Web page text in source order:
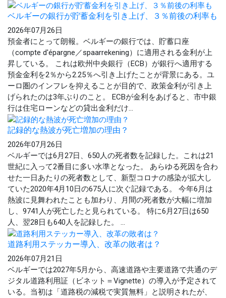
ベルギーの銀行が貯蓄金利を引き上げ、３％前後の利率も
2026年07月26日
預金者にとって朗報。ベルギーの銀行では、貯蓄口座
（compte d'épargne／spaarrekening）に適用される金利が上
昇している。 これは欧州中央銀行（ECB）が銀行へ適用する
預金金利を2％から2.25％へ引き上げたことが背景にある。ユ
ーロ圏のインフレを抑えることが目的で、政策金利が引き上
げられたのは3年ぶりのこと。 ECBが金利をあげると、市中銀
行は住宅ローンなどの貸出金利だけ...
記録的な熱波が死亡増加の理由？
2026年07月26日
ベルギーでは6月27日、650人の死者数を記録した。これは21
世紀に入って2番目に多い水準となった。 あらゆる死因を合わ
せた一日あたりの死者数として、新型コロナの感染が拡大し
ていた2020年4月10日の675人に次ぐ記録である。 今年6月は
熱波に見舞われたことも加わり、月間の死者数が大幅に増加
し、9741人が死亡したと見られている。 特に6月27日は650
人、翌28日も640人を記録した。 ...
道路利用ステッカー導入、改革の敗者は？
2026年07月21日
ベルギーでは2027年5月から、高速道路や主要道路で共通のデ
ジタル道路利用証（ビネット＝Vignette）の導入が予定されて
いる。当初は「道路税の減税で実質無料」と説明されたが、